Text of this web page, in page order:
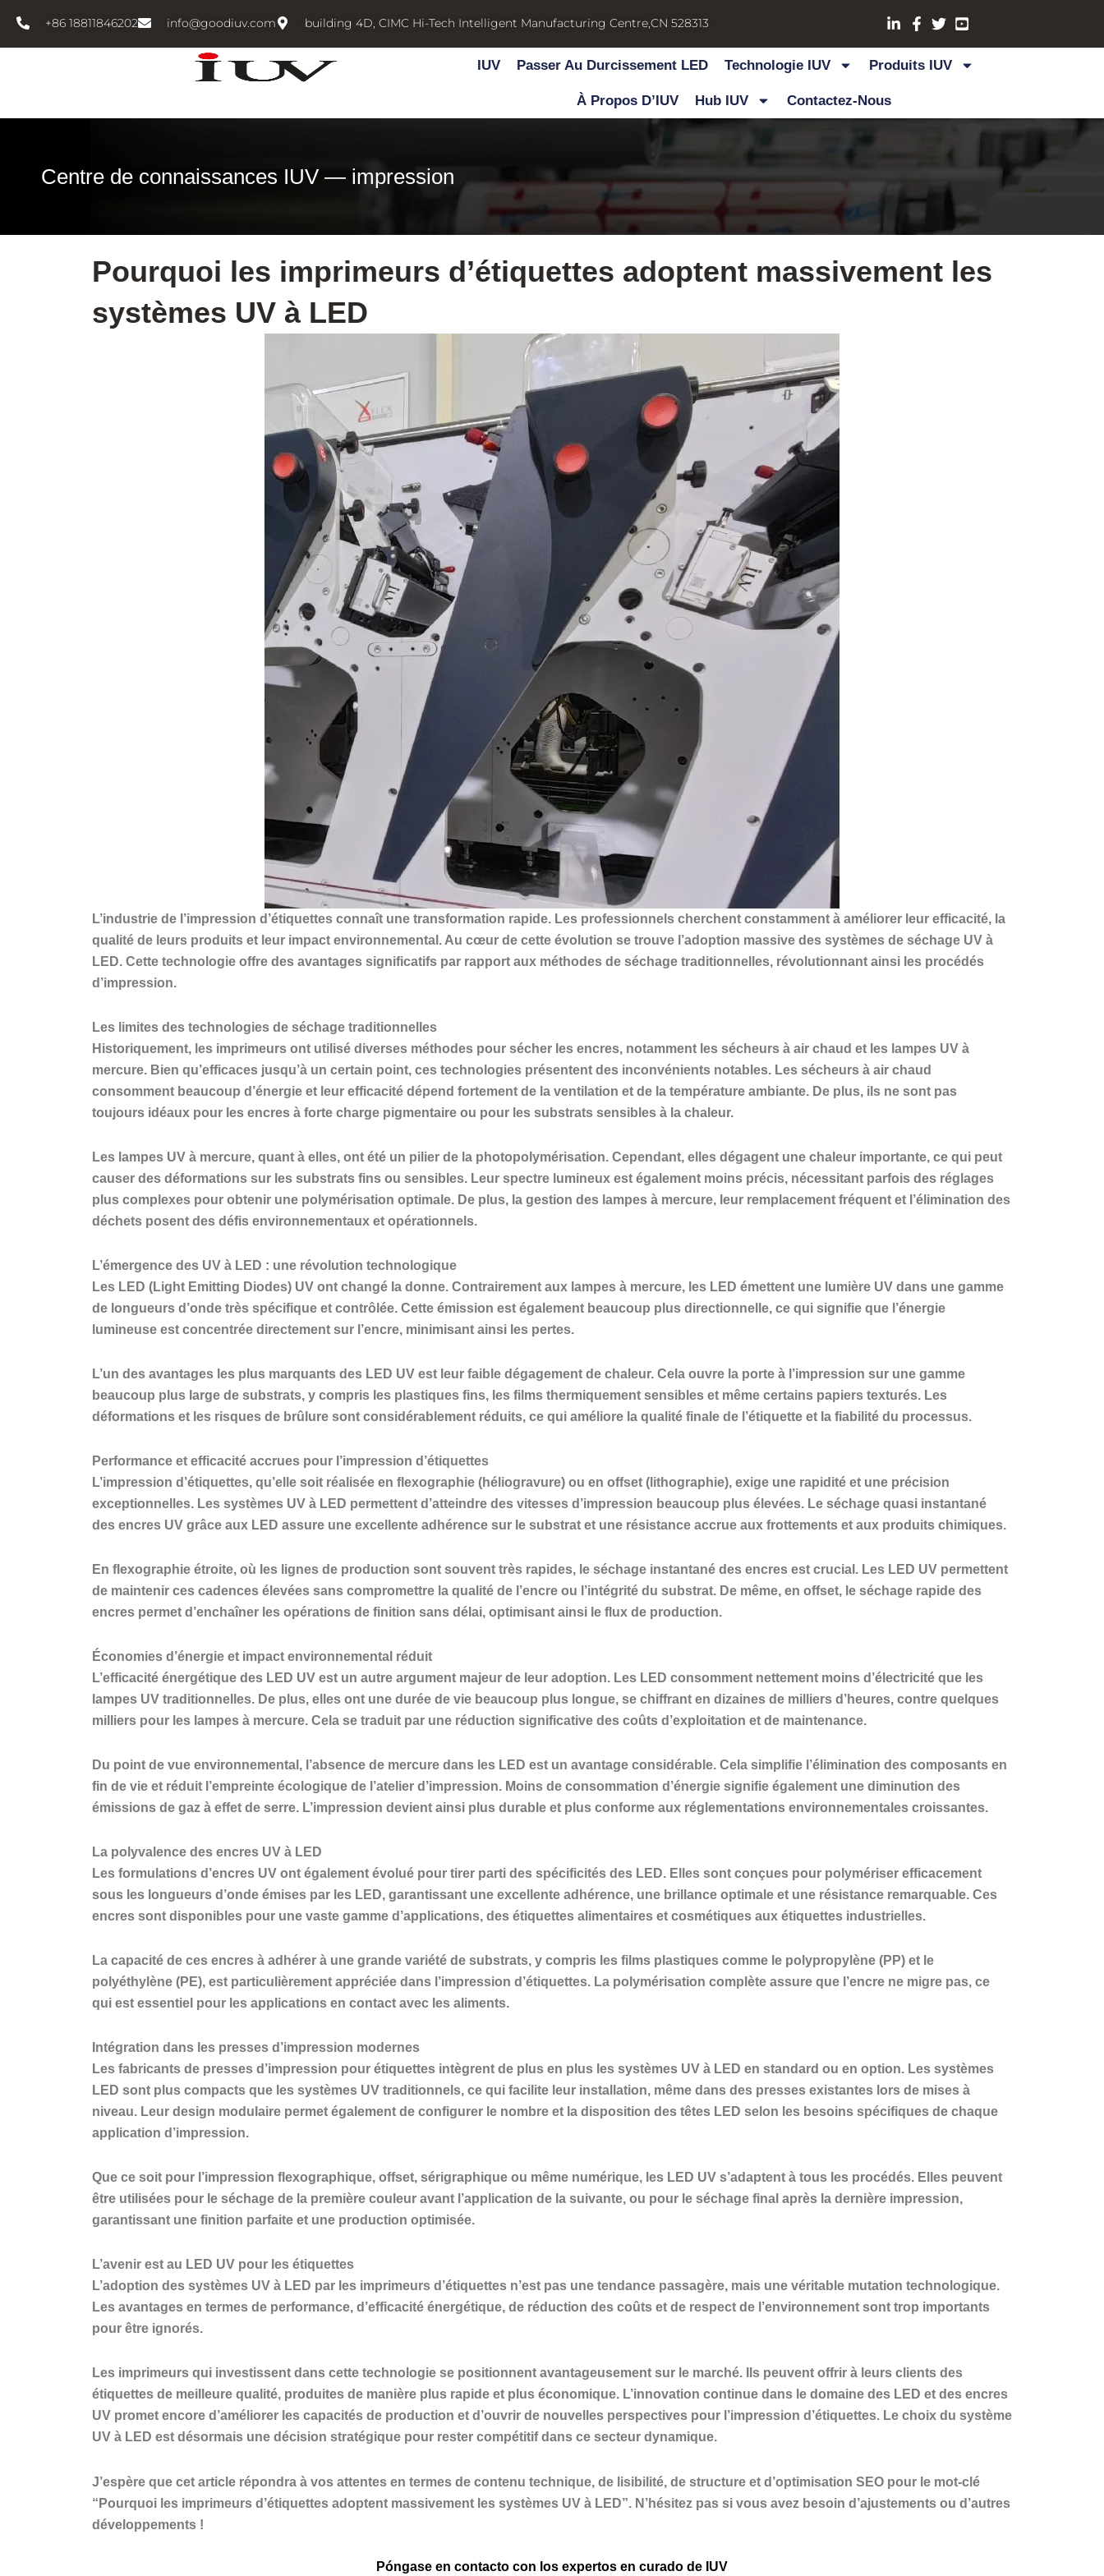
内
+86 18811846202 info@goodiuv.com building 4D, CIMC Hi-Tech Intelligent Manufacturing Centre,CN 528313
IUV Passer Au Durcissement LED Technologie IUV Produits IUV
À Propos D’IUV Hub IUV Contactez-Nous
Centre de connaissances IUV — impression
Pourquoi les imprimeurs d’étiquettes adoptent massivement les
systèmes UV à LED
L’industrie de l’impression d’étiquettes connaît une transformation rapide. Les professionnels cherchent constamment à améliorer leur efficacité, la
qualité de leurs produits et leur impact environnemental. Au cœur de cette évolution se trouve l’adoption massive des systèmes de séchage UV à
LED. Cette technologie offre des avantages significatifs par rapport aux méthodes de séchage traditionnelles, révolutionnant ainsi les procédés
d’impression.
Les limites des technologies de séchage traditionnelles
Historiquement, les imprimeurs ont utilisé diverses méthodes pour sécher les encres, notamment les sécheurs à air chaud et les lampes UV à
mercure. Bien qu’efficaces jusqu’à un certain point, ces technologies présentent des inconvénients notables. Les sécheurs à air chaud
consomment beaucoup d’énergie et leur efficacité dépend fortement de la ventilation et de la température ambiante. De plus, ils ne sont pas
toujours idéaux pour les encres à forte charge pigmentaire ou pour les substrats sensibles à la chaleur.
Les lampes UV à mercure, quant à elles, ont été un pilier de la photopolymérisation. Cependant, elles dégagent une chaleur importante, ce qui peut
causer des déformations sur les substrats fins ou sensibles. Leur spectre lumineux est également moins précis, nécessitant parfois des réglages
plus complexes pour obtenir une polymérisation optimale. De plus, la gestion des lampes à mercure, leur remplacement fréquent et l’élimination des
déchets posent des défis environnementaux et opérationnels.
L’émergence des UV à LED : une révolution technologique
Les LED (Light Emitting Diodes) UV ont changé la donne. Contrairement aux lampes à mercure, les LED émettent une lumière UV dans une gamme
de longueurs d’onde très spécifique et contrôlée. Cette émission est également beaucoup plus directionnelle, ce qui signifie que l’énergie
lumineuse est concentrée directement sur l’encre, minimisant ainsi les pertes.
L’un des avantages les plus marquants des LED UV est leur faible dégagement de chaleur. Cela ouvre la porte à l’impression sur une gamme
beaucoup plus large de substrats, y compris les plastiques fins, les films thermiquement sensibles et même certains papiers texturés. Les
déformations et les risques de brûlure sont considérablement réduits, ce qui améliore la qualité finale de l’étiquette et la fiabilité du processus.
Performance et efficacité accrues pour l’impression d’étiquettes
L’impression d’étiquettes, qu’elle soit réalisée en flexographie (héliogravure) ou en offset (lithographie), exige une rapidité et une précision
exceptionnelles. Les systèmes UV à LED permettent d’atteindre des vitesses d’impression beaucoup plus élevées. Le séchage quasi instantané
des encres UV grâce aux LED assure une excellente adhérence sur le substrat et une résistance accrue aux frottements et aux produits chimiques.
En flexographie étroite, où les lignes de production sont souvent très rapides, le séchage instantané des encres est crucial. Les LED UV permettent
de maintenir ces cadences élevées sans compromettre la qualité de l’encre ou l’intégrité du substrat. De même, en offset, le séchage rapide des
encres permet d’enchaîner les opérations de finition sans délai, optimisant ainsi le flux de production.
Économies d’énergie et impact environnemental réduit
L’efficacité énergétique des LED UV est un autre argument majeur de leur adoption. Les LED consomment nettement moins d’électricité que les
lampes UV traditionnelles. De plus, elles ont une durée de vie beaucoup plus longue, se chiffrant en dizaines de milliers d’heures, contre quelques
milliers pour les lampes à mercure. Cela se traduit par une réduction significative des coûts d’exploitation et de maintenance.
Du point de vue environnemental, l’absence de mercure dans les LED est un avantage considérable. Cela simplifie l’élimination des composants en
fin de vie et réduit l’empreinte écologique de l’atelier d’impression. Moins de consommation d’énergie signifie également une diminution des
émissions de gaz à effet de serre. L’impression devient ainsi plus durable et plus conforme aux réglementations environnementales croissantes.
La polyvalence des encres UV à LED
Les formulations d’encres UV ont également évolué pour tirer parti des spécificités des LED. Elles sont conçues pour polymériser efficacement
sous les longueurs d’onde émises par les LED, garantissant une excellente adhérence, une brillance optimale et une résistance remarquable. Ces
encres sont disponibles pour une vaste gamme d’applications, des étiquettes alimentaires et cosmétiques aux étiquettes industrielles.
La capacité de ces encres à adhérer à une grande variété de substrats, y compris les films plastiques comme le polypropylène (PP) et le
polyéthylène (PE), est particulièrement appréciée dans l’impression d’étiquettes. La polymérisation complète assure que l’encre ne migre pas, ce
qui est essentiel pour les applications en contact avec les aliments.
Intégration dans les presses d’impression modernes
Les fabricants de presses d’impression pour étiquettes intègrent de plus en plus les systèmes UV à LED en standard ou en option. Les systèmes
LED sont plus compacts que les systèmes UV traditionnels, ce qui facilite leur installation, même dans des presses existantes lors de mises à
niveau. Leur design modulaire permet également de configurer le nombre et la disposition des têtes LED selon les besoins spécifiques de chaque
application d’impression.
Que ce soit pour l’impression flexographique, offset, sérigraphique ou même numérique, les LED UV s’adaptent à tous les procédés. Elles peuvent
être utilisées pour le séchage de la première couleur avant l’application de la suivante, ou pour le séchage final après la dernière impression,
garantissant une finition parfaite et une production optimisée.
L’avenir est au LED UV pour les étiquettes
L’adoption des systèmes UV à LED par les imprimeurs d’étiquettes n’est pas une tendance passagère, mais une véritable mutation technologique.
Les avantages en termes de performance, d’efficacité énergétique, de réduction des coûts et de respect de l’environnement sont trop importants
pour être ignorés.
Les imprimeurs qui investissent dans cette technologie se positionnent avantageusement sur le marché. Ils peuvent offrir à leurs clients des
étiquettes de meilleure qualité, produites de manière plus rapide et plus économique. L’innovation continue dans le domaine des LED et des encres
UV promet encore d’améliorer les capacités de production et d’ouvrir de nouvelles perspectives pour l’impression d’étiquettes. Le choix du système
UV à LED est désormais une décision stratégique pour rester compétitif dans ce secteur dynamique.
J’espère que cet article répondra à vos attentes en termes de contenu technique, de lisibilité, de structure et d’optimisation SEO pour le mot-clé
“Pourquoi les imprimeurs d’étiquettes adoptent massivement les systèmes UV à LED”. N’hésitez pas si vous avez besoin d’ajustements ou d’autres
développements !
Póngase en contacto con los expertos en curado de IUV